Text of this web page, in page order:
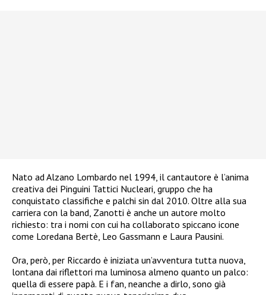
Nato ad Alzano Lombardo nel 1994, il cantautore è l’anima
creativa dei Pinguini Tattici Nucleari, gruppo che ha
conquistato classifiche e palchi sin dal 2010. Oltre alla sua
carriera con la band, Zanotti è anche un autore molto
richiesto: tra i nomi con cui ha collaborato spiccano icone
come Loredana Bertè, Leo Gassmann e Laura Pausini.
Ora, però, per Riccardo è iniziata un’avventura tutta nuova,
lontana dai riflettori ma luminosa almeno quanto un palco:
quella di essere papà. E i fan, neanche a dirlo, sono già